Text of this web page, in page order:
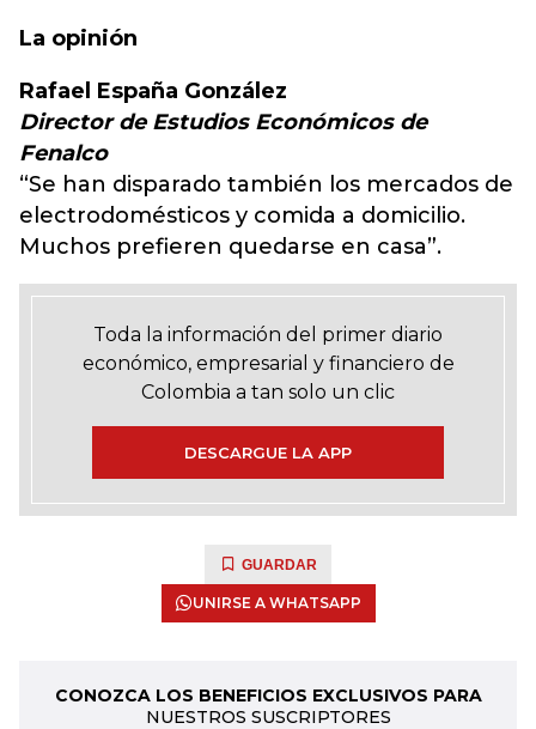
La opinión
Rafael España González
Director de Estudios Económicos de
Fenalco
“Se han disparado también los mercados de
electrodomésticos y comida a domicilio.
Muchos prefieren quedarse en casa”.
Toda la información del primer diario
económico, empresarial y financiero de
Colombia a tan solo un clic
DESCARGUE LA APP
GUARDAR
UNIRSE A WHATSAPP
CONOZCA LOS BENEFICIOS EXCLUSIVOS PARA
NUESTROS SUSCRIPTORES